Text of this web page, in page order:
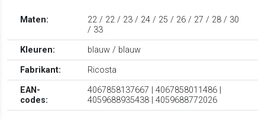
Maten:
22 / 22 / 23 / 24 / 25 / 26 / 27 / 28 / 30
/ 33
Kleuren:
blauw / blauw
Fabrikant:
Ricosta
EAN-
codes:
4067858137667 | 4067858011486 |
4059688935438 | 4059688772026